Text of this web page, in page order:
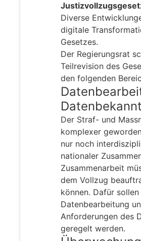
Diverse
digitale
Gesetzes.
Der Regierungsrat
Teilrevision des
den folgenden
Der Straf- und
komplexer
nur noch
nationaler
Zusammenarbeit
dem Vollzug
können. Dafür
Datenbearbeitung
Anforderungen des
geregelt werden.